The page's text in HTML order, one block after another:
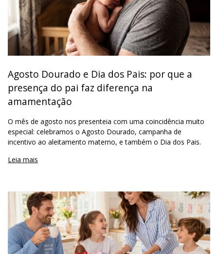
Agosto Dourado e Dia dos Pais: por que a
presença do pai faz diferença na
amamentação
O mês de agosto nos presenteia com uma coincidência muito
especial: celebramos o Agosto Dourado, campanha de
incentivo ao aleitamento materno, e também o Dia dos Pais.
Leia mais